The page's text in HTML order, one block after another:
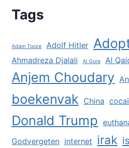
Tags
Adam Tooze Adolf Hitler
Ahmadreza Djalali Al Gore Al
Anjem Choudary
boekenvak China
Donald Trump
Godvergeten internet irak